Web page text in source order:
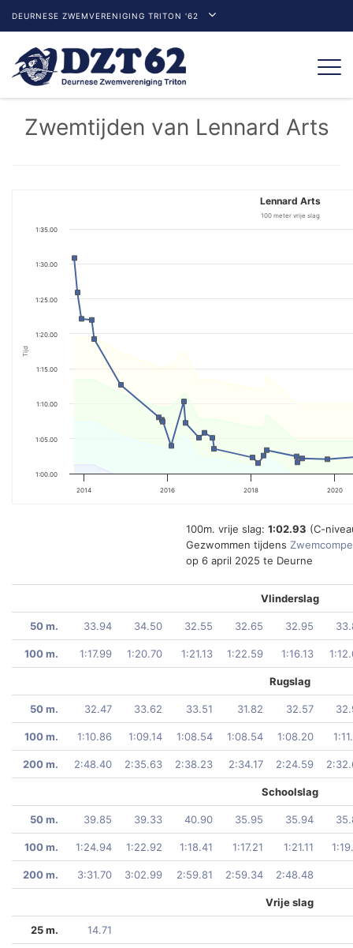
DEURNESE ZWEMVERENIGING TRITON '62
Zwemtijden van Lennard Arts
Tijd
Lennard Arts
100 meter vrije slag
2014 2016 2018 2020
1:00.00
1:05.00
1:10.00
1:15.00
1:20.00
1:25.00
1:30.00
1:35.00
100m. vrije slag: 1:02.93 (C-
Gezwommen tijdens
op 6 april 2025 te Deurne
Vlinderslag
50 m. 33.94 34.50 32.55 32.65 32.95
100 m. 1:17.99 1:20.70 1:21.13 1:22.59 1:16.13
Rugslag
50 m. 32.47 33.62 33.51 31.82 32.57
100 m. 1:10.86 1:09.14 1:08.54 1:08.54 1:08.20
200 m. 2:48.40 2:35.63 2:38.23 2:34.17 2:24.59
Schoolslag
50 m. 39.85 39.33 40.90 35.95 35.94
100 m. 1:24.94 1:22.92 1:18.41 1:17.21 1:21.11
200 m. 3:31.70 3:02.99 2:59.81 2:59.34 2:48.48
Vrije slag
25 m. 14.71